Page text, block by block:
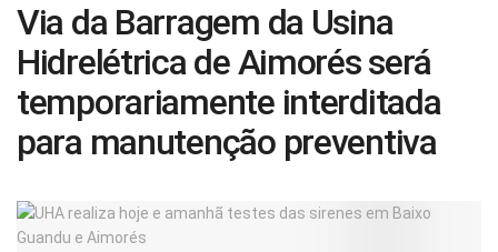
Via da Barragem da Usina
Hidrelétrica de Aimorés será
temporariamente interditada
para manutenção preventiva